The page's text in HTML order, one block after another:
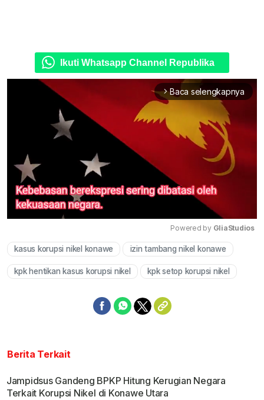
Ikuti Whatsapp Channel Republika
arrow_forward_ios Baca selengkapnya
Mute
Powered by GliaStudios
kasus korupsi nikel konawe izin tambang nikel konawe
kpk hentikan kasus korupsi nikel kpk setop korupsi nikel
Berita Terkait
Jampidsus Gandeng BPKP Hitung Kerugian Negara
Terkait Korupsi Nikel di Konawe Utara